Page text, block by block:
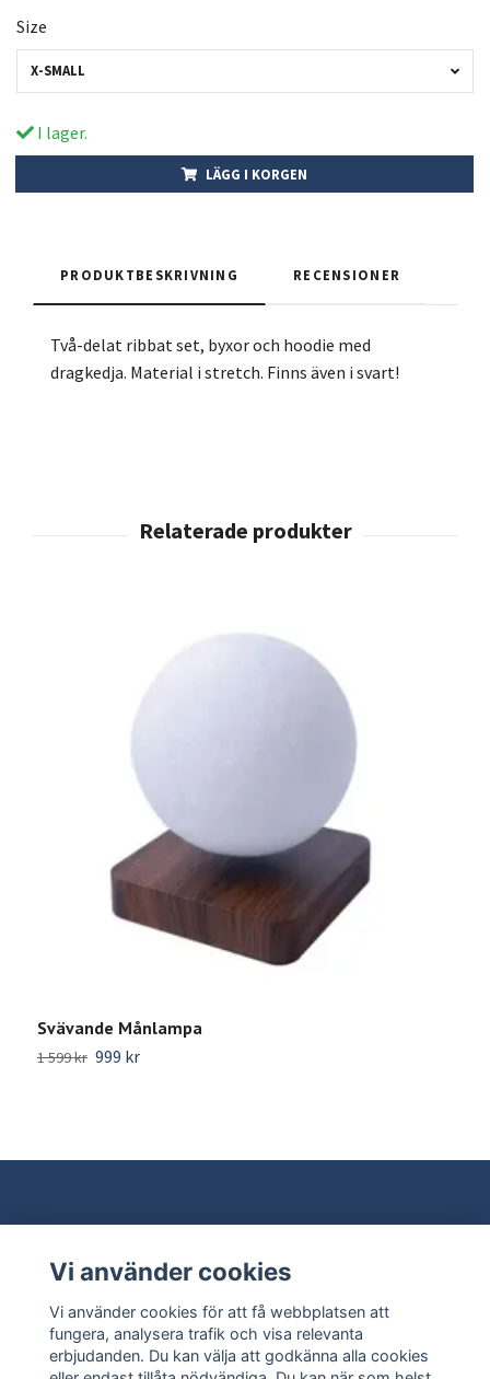
Size
X-SMALL
I lager.
LÄGG I KORGEN
PRODUKTBESKRIVNING RECENSIONER
Två-delat ribbat set, byxor och hoodie med
dragkedja. Material i stretch. Finns även i svart!
Svävande Månlampa
1 599 kr 999 kr
Behöver du hjälp?
Läs mer
Vi använder cookies
Vi använder cookies för att få webbplatsen att
fungera, analysera trafik och visa relevanta
erbjudanden. Du kan välja att godkänna alla cookies